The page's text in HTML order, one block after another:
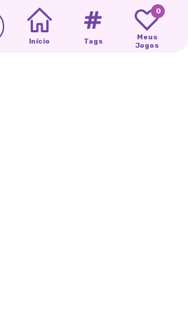
Início Tags
0
Meus
Jogos